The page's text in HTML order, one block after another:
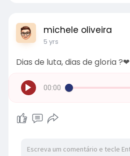
michele oliveira
5 yrs
Dias de luta, dias de gloria ?❤
00:00